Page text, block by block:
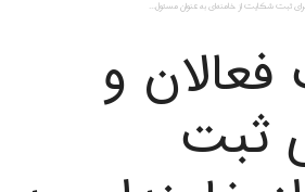
ثبت شکایت از خامنه‌ای به عنوان مسئول...
و
ثبت